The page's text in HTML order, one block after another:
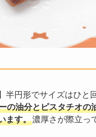
半円形でサイズはひと
の油分とピスタチオの
ます。濃厚さが際立っ